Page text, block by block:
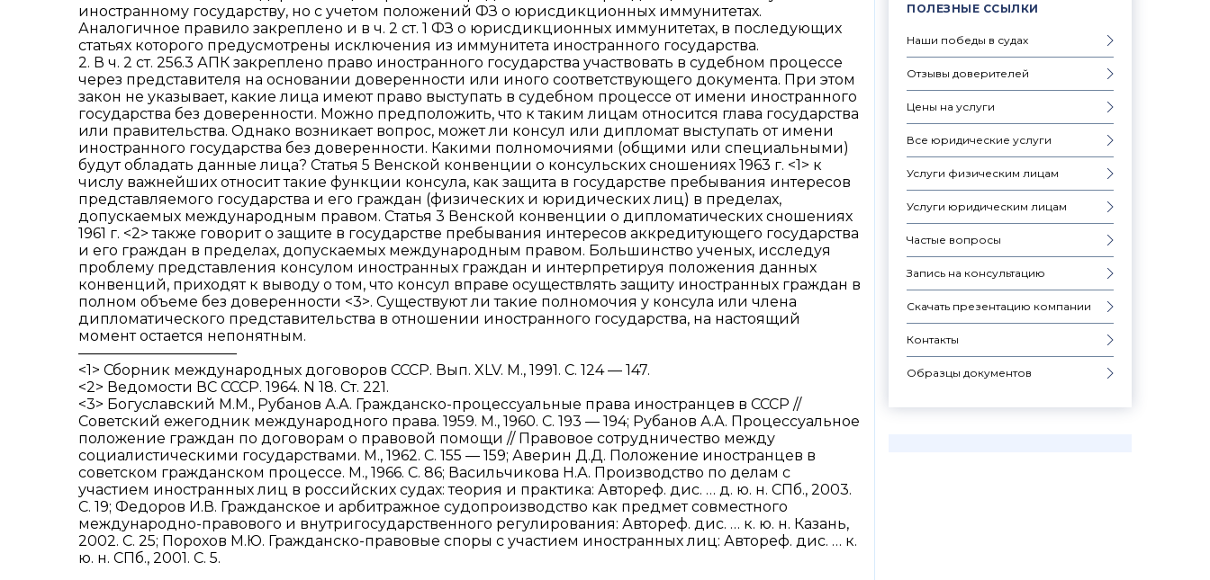
ПОЛЕЗНЫЕ ССЫЛКИ
Наши победы в судах
Отзывы доверителей
Цены на услуги
Все юридические услуги
Услуги физическим лицам
Услуги юридическим лицам
Частые вопросы
Запись на консультацию
Скачать презентацию компании
Контакты
Образцы документов
иностранному государству, но с учетом положений ФЗ о юрисдикционных иммунитетах.
Аналогичное правило закреплено и в ч. 2 ст. 1 ФЗ о юрисдикционных иммунитетах, в последующих
статьях которого предусмотрены исключения из иммунитета иностранного государства.
2. В ч. 2 ст. 256.3 АПК закреплено право иностранного государства участвовать в судебном процессе
через представителя на основании доверенности или иного соответствующего документа. При этом
закон не указывает, какие лица имеют право выступать в судебном процессе от имени иностранного
государства без доверенности. Можно предположить, что к таким лицам относится глава государства
или правительства. Однако возникает вопрос, может ли консул или дипломат выступать от имени
иностранного государства без доверенности. Какими полномочиями (общими или специальными)
будут обладать данные лица? Статья 5 Венской конвенции о консульских сношениях 1963 г. <1> к
числу важнейших относит такие функции консула, как защита в государстве пребывания интересов
представляемого государства и его граждан (физических и юридических лиц) в пределах,
допускаемых международным правом. Статья 3 Венской конвенции о дипломатических сношениях
1961 г. <2> также говорит о защите в государстве пребывания интересов аккредитующего государства
и его граждан в пределах, допускаемых международным правом. Большинство ученых, исследуя
проблему представления консулом иностранных граждан и интерпретируя положения данных
конвенций, приходят к выводу о том, что консул вправе осуществлять защиту иностранных граждан в
полном объеме без доверенности <3>. Существуют ли такие полномочия у консула или члена
дипломатического представительства в отношении иностранного государства, на настоящий
момент остается непонятным.
———————————
<1> Сборник международных договоров СССР. Вып. XLV. М., 1991. С. 124 — 147.
<2> Ведомости ВС СССР. 1964. N 18. Ст. 221.
<3> Богуславский М.М., Рубанов А.А. Гражданско-процессуальные права иностранцев в СССР //
Советский ежегодник международного права. 1959. М., 1960. С. 193 — 194; Рубанов А.А. Процессуальное
положение граждан по договорам о правовой помощи // Правовое сотрудничество между
социалистическими государствами. М., 1962. С. 155 — 159; Аверин Д.Д. Положение иностранцев в
советском гражданском процессе. М., 1966. С. 86; Васильчикова Н.А. Производство по делам с
участием иностранных лиц в российских судах: теория и практика: Автореф. дис. … д. ю. н. СПб., 2003.
С. 19; Федоров И.В. Гражданское и арбитражное судопроизводство как предмет совместного
международно-правового и внутригосударственного регулирования: Автореф. дис. … к. ю. н. Казань,
2002. С. 25; Порохов М.Ю. Гражданско-правовые споры с участием иностранных лиц: Автореф. дис. … к.
ю. н. СПб., 2001. С. 5.